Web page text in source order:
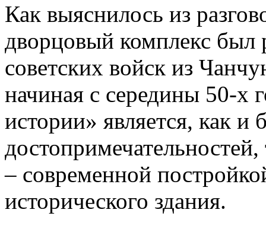
Как выяснилось из
дворцовый комплекс был
советских войск из
начиная с середины 50-х
истории» является, как и
– современной
исторического здания.